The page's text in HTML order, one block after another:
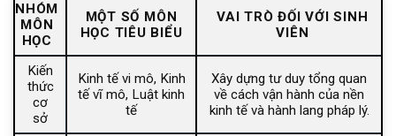
NHÓM
MÔN
HỌC
MỘT SỐ MÔN
HỌC TIÊU BIỂU
VAI TRÒ ĐỐI VỚI SINH
VIÊN
Kiến
thức
cơ
sở
Kinh tế vi mô, Kinh
tế vĩ mô, Luật kinh
tế
Xây dựng tư duy tổng quan
về cách vận hành của nền
kinh tế và hành lang pháp lý.